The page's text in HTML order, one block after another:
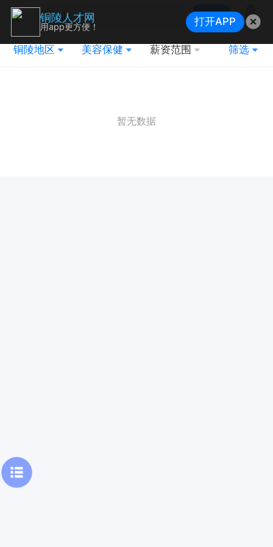
搜索
地图
铜陵地区 美容保健 薪资范围 筛选
暂无数据
铜陵人才网
用app更方便！ 打开APP